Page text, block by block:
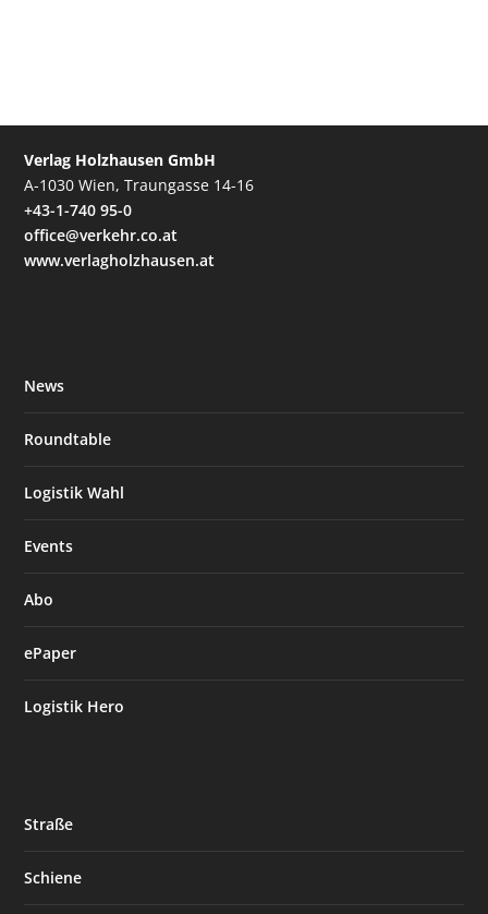
Verlag Holzhausen GmbH
A-1030 Wien, Traungasse 14-16
+43-1-740 95-0
office@verkehr.co.at
www.verlagholzhausen.at
News
Roundtable
Logistik Wahl
Events
Abo
ePaper
Logistik Hero
Straße
Schiene